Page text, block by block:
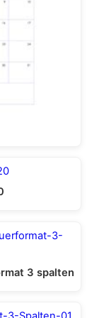
3 spalten